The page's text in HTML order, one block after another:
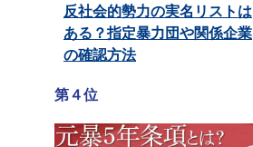
反社会的勢力の実名リストは
ある？指定暴力団や関係企業
の確認方法
第４位